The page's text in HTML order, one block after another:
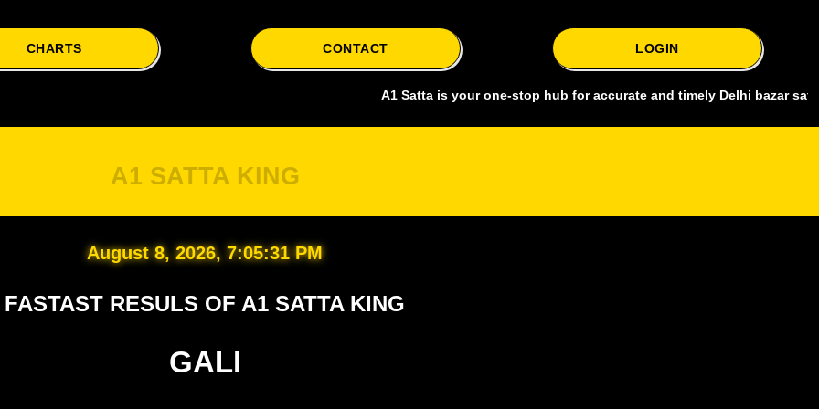
CHARTS CONTACT LOGIN
A1 Satta is your one-stop hub for accurate and timely Delhi bazar satta
A1 SATTA KING
August 8, 2026, 7:05:32 PM
FASTAST RESULS OF A1 SATTA KING
GALI